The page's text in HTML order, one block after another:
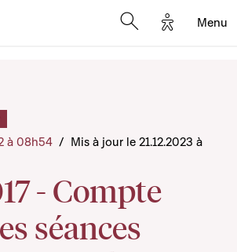
Options
Menu
- Compte
séances
à 08h54 / Mis à jour le 21.12.2023 à